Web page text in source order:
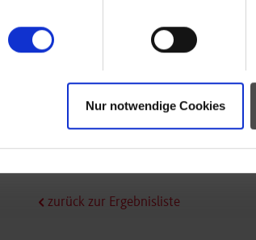
Nur notwendige Cookies
zurück zur Ergebnisliste